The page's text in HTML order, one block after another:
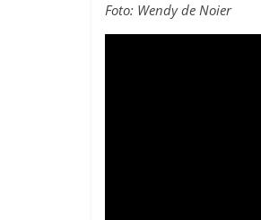
Foto: Wendy de Noier